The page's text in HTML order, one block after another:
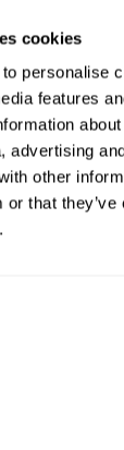
cookies
personalise
features
advertising
other
or that